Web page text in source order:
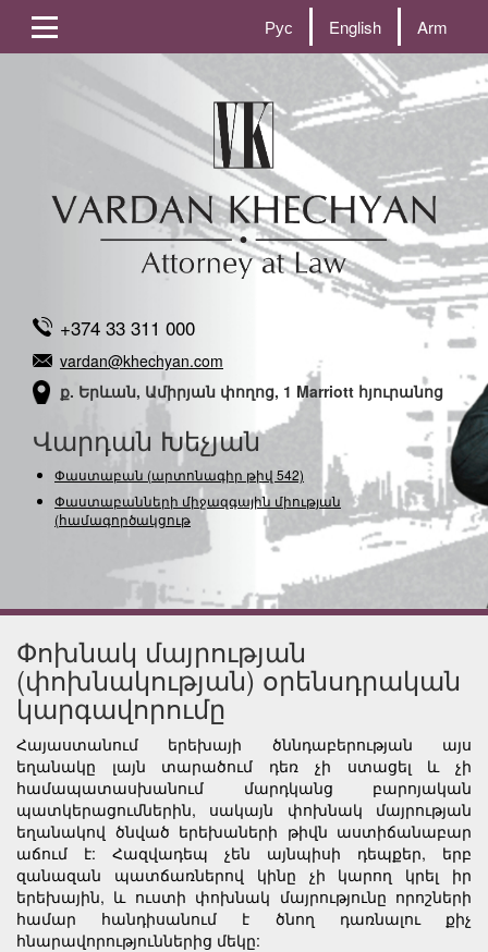
Рус English Arm
+374 33 311 000
vardan@khechyan.com
ք. Երևան, Ամիրյան փողոց, 1 Marriott հյուրանոց
Վարդան Խեչյան
Փաստաբան (արտոնագիր թիվ 542)
Փաստաբանների միջազգային միության
(համագործակցության
Փոխնակ մայրության
(փոխնակության) օրենսդրական
կարգավորումը
Հայաստանում երեխայի ծննդաբերության այս
եղանակը լայն տարածում դեռ չի ստացել և չի
համապատասխանում մարդկանց բարոյական
պատկերացումներին, սակայն փոխնակ մայրության
եղանակով ծնված երեխաների թիվն աստիճանաբար
աճում է: Հազվադեպ չեն այնպիսի դեպքեր, երբ
զանազան պատճառներով կինը չի կարող կրել իր
երեխային, և ուստի փոխնակ մայրությունը որոշների
համար հանդիսանում է ծնող դառնալու քիչ
հնարավորություններից մեկը: